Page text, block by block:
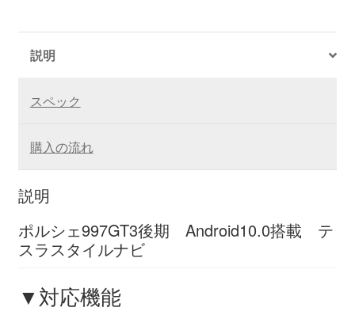
説明
スペック
購入の流れ
説明
ポルシェ997GT3後期 Android10.0搭載 テ
スラスタイルナビ
▼対応機能